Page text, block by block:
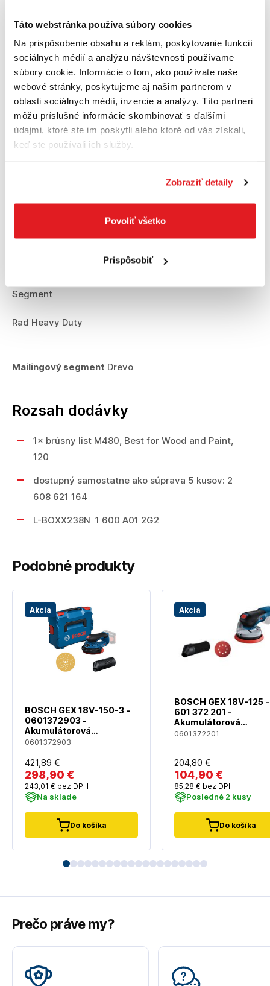
Táto webstránka používa súbory cookies
Na prispôsobenie obsahu a reklám, poskytovanie funkcií
sociálnych médií a analýzu návštevnosti používame
súbory cookie. Informácie o tom, ako používate naše
webové stránky, poskytujeme aj našim partnerom v
oblasti sociálnych médií, inzercie a analýzy. Títo partneri
môžu príslušné informácie skombinovať s ďalšími
údajmi, ktoré ste im poskytli alebo ktoré od vás získali,
keď ste používali ich služby.
Zobraziť detaily
Povoliť všetko
Prispôsobiť
Hmotnosť 2,4 kg
Rozmery náradia (dĺžka) 409 mm
Rozmery náradia (výška) 197 mm
Priemer dráhy krúživého pohybu 4,0 mm
Hladina hlučnosti Úroveň hluku elektrického
náradia s hodnotením A je typicky: hladina
akustického tlaku dB(A); hladina akustického
Hladina akustického tlaku 81 dB(A)
Hladina akustického výkonu 92 dB(A)
Nepresnosť K 3 dB
Segment
Rad Heavy Duty
Mailingový segment Drevo
Rozsah dodávky
1× brúsny list M480, Best for Wood and Paint,
120
dostupný samostatne ako súprava 5 kusov: 2
608 621 164
L-BOXX238N 1 600 A01 2G2
Podobné produkty
Akcia
BOSCH GEX 18V-150-3 -
0601372903 -
Akumulátorová
excentrická brúska bez
0601372903
421,89 €
298,90 €
243,01 € bez DPH
Na sklade
Do košíka
Akcia
BOSCH GEX 18V-125
601 372 201 -
Akumulátorová
excentrická brúska -
0601372201
204,80 €
104,90 €
85,28 € bez DPH
Posledné 2 kusy
Do košíka
Prečo práve my?